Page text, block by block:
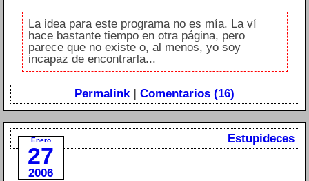
La idea para este programa no es mía. La ví
hace bastante tiempo en otra página, pero
parece que no existe o, al menos, yo soy
incapaz de encontrarla...
Permalink| Comentarios (16)
Enero
27
2006
Estupideces